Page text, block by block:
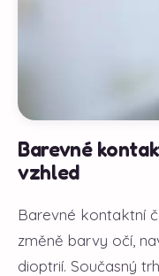
Barevné
vzhled
Barevné kontaktní
změně barvy očí,
dioptrií. Současný